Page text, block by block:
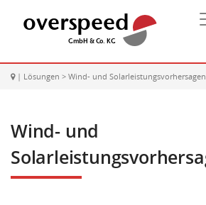
| Lösungen > Wind- und Solarleistungsvorhersagen
Wind- und